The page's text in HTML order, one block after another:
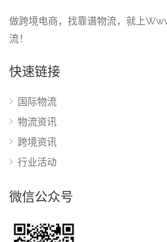
做跨境电商，找靠谱物流，就上
流！
快速链接
国际物流
物流资讯
跨境资讯
行业活动
微信公众号